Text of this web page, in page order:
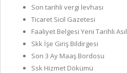
Son tarihli vergi levhası
Ticaret Sicil Gazetesi
Faaliyet Belgesi Yeni Tarihli Asıl
Skk İşe Giriş Bildirgesi
Son 3 Ay Maaş Bordosu
Ssk Hizmet Dökümü